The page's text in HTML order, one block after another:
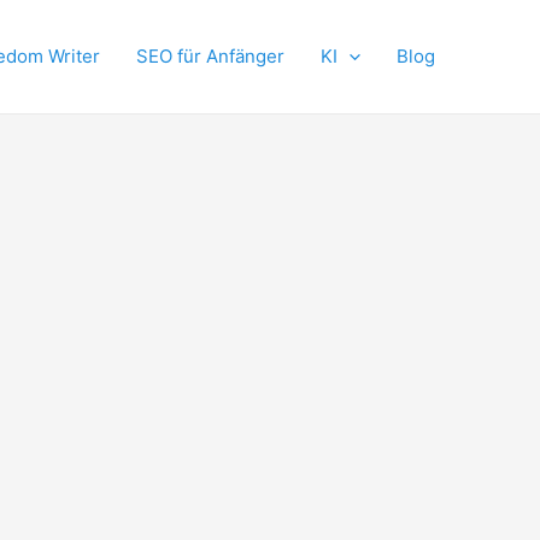
Writer SEO für Anfänger KI Blog